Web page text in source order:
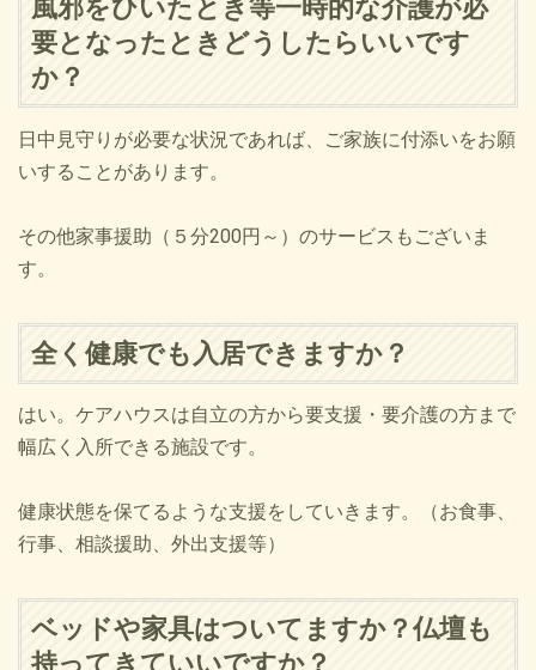
風邪をひいたとき等一時的な介護が必
要となったときどうしたらいいです
か？
日中見守りが必要な状況であれば、ご家族に付添いをお願
いすることがあります。
その他家事援助（５分200円～）のサービスもございま
す。
全く健康でも入居できますか？
はい。ケアハウスは自立の方から要支援・要介護の方まで
幅広く入所できる施設です。
健康状態を保てるような支援をしていきます。（お食事、
行事、相談援助、外出支援等）
ベッドや家具はついてますか？仏壇も
持ってきていいですか？